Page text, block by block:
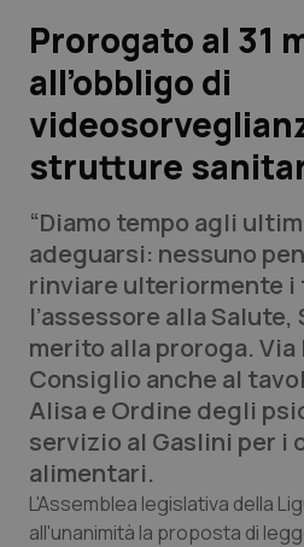
Lavoro e Professioni
Scienza e Farmaci
Studi e Analisi
Lettere al direttore
Edizioni Regionali
QS Pro
Professionisti Sanitari.AI
Abruzzo
Basilicata
QS Pro Gold
Artrite & artrosi
QS Club Newsletter
Prorogato al 31
all’obbligo di
strutture
“Diamo tempo agli
adeguarsi: nessuno
rinviare ulteriormente i
l’assessore alla Salute,
merito alla proroga. Via
Consiglio anche al
Alisa e Ordine degli
servizio al Gaslini per i
alimentari.
L'Assemblea legislativa della
all'unanimità la proposta di